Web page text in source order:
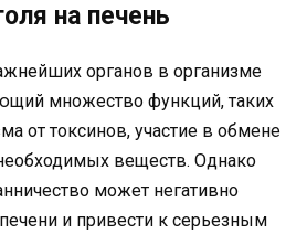
на печень
органов в организме
множество функций, таких
от токсинов, участие в обмене
веществ. Однако
может негативно
и привести к серьезным